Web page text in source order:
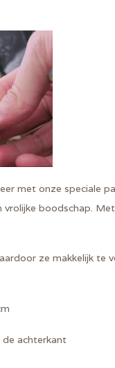
met onze speciale
boodschap.
ze makkelijk te
achterkant